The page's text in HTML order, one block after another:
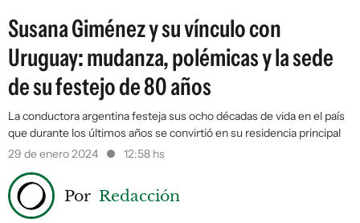
Susana Giménez y su vínculo con
Uruguay: mudanza, polémicas y la sede
de su festejo de 80 años
La conductora argentina festeja sus ocho décadas de vida en el país
que durante los últimos años se convirtió en su residencia principal
29 de enero 2024
12:58 hs
Por Redacción